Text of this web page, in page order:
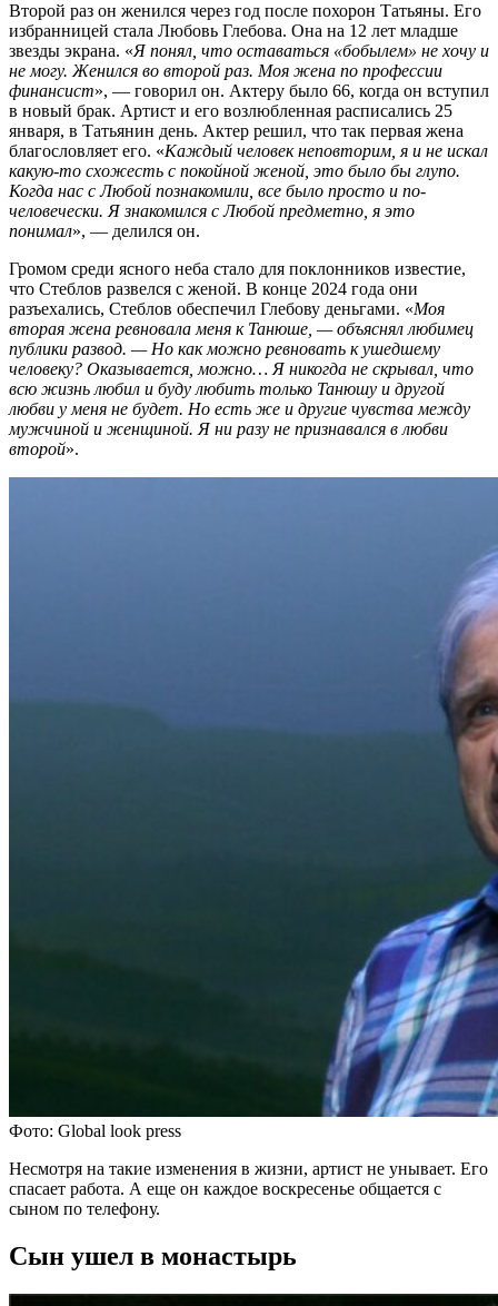
Второй раз он женился через год после похорон Татьяны. Его
избранницей стала Любовь Глебова. Она на 12 лет младше
звезды экрана. «Я понял, что оставаться «бобылем» не хочу и
не могу. Женился во второй раз. Моя жена по профессии
финансист», — говорил он. Актеру было 66, когда он вступил
в новый брак. Артист и его возлюбленная расписались 25
января, в Татьянин день. Актер решил, что так первая жена
благословляет его. «Каждый человек неповторим, я и не искал
какую-то схожесть с покойной женой, это было бы глупо.
Когда нас с Любой познакомили, все было просто и по-
человечески. Я знакомился с Любой предметно, я это
понимал», — делился он.
Громом среди ясного неба стало для поклонников известие,
что Стеблов развелся с женой. В конце 2024 года они
разъехались, Стеблов обеспечил Глебову деньгами. «Моя
вторая жена ревновала меня к Танюше, — объяснял любимец
публики развод. — Но как можно ревновать к ушедшему
человеку? Оказывается, можно… Я никогда не скрывал, что
всю жизнь любил и буду любить только Танюшу и другой
любви у меня не будет. Но есть же и другие чувства между
мужчиной и женщиной. Я ни разу не признавался в любви
второй».
Фото: Global look press
Несмотря на такие изменения в жизни, артист не унывает. Его
спасает работа. А еще он каждое воскресенье общается с
сыном по телефону.
Сын ушел в монастырь